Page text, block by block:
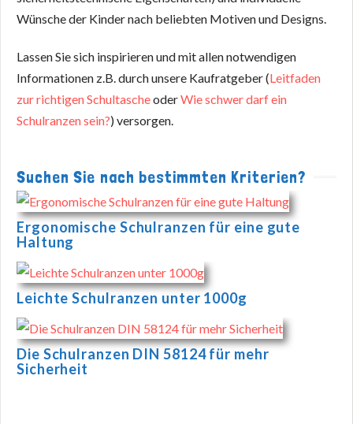
Wünsche der Kinder nach beliebten Motiven und Designs.
Lassen Sie sich inspirieren und mit allen notwendigen
Informationen z.B. durch unsere Kaufratgeber (Leitfaden
zur richtigen SchultascheoderWie schwer darf ein
Schulranzen sein?) versorgen.
Suchen Sie nach bestimmten Kriterien?
Ergonomische Schulranzen für eine gute
Haltung
Leichte Schulranzen unter 1000g
Die Schulranzen DIN 58124 für mehr
Sicherheit